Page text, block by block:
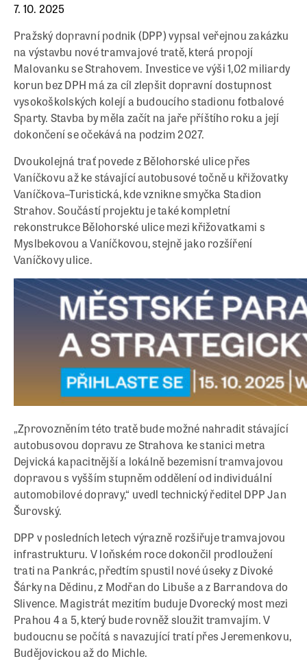
7. 10. 2025
Pražský dopravní podnik (DPP) vypsal veřejnou zakázku
na výstavbu nové tramvajové tratě, která propojí
Malovanku se Strahovem. Investice ve výši 1,02 miliardy
korun bez DPH má za cíl zlepšit dopravní dostupnost
vysokoškolských kolejí a budoucího stadionu fotbalové
Sparty. Stavba by měla začít na jaře příštího roku a její
dokončení se očekává na podzim 2027.
Dvoukolejná trať povede z Bělohorské ulice přes
Vaníčkovu až ke stávající autobusové točně u křižovatky
Vaníčkova–Turistická, kde vznikne smyčka Stadion
Strahov. Součástí projektu je také kompletní
rekonstrukce Bělohorské ulice mezi křižovatkami s
Myslbekovou a Vaníčkovou, stejně jako rozšíření
Vaníčkovy ulice.
„Zprovozněním této tratě bude možné nahradit stávající
autobusovou dopravu ze Strahova ke stanici metra
Dejvická kapacitnější a lokálně bezemisní tramvajovou
dopravou s vyšším stupněm oddělení od individuální
automobilové dopravy,“ uvedl technický ředitel DPP Jan
Šurovský.
DPP v posledních letech výrazně rozšiřuje tramvajovou
infrastrukturu. V loňském roce dokončil prodloužení
trati na Pankrác, předtím spustil nové úseky z Divoké
Šárky na Dědinu, z Modřan do Libuše a z Barrandova do
Slivence. Magistrát mezitím buduje Dvorecký most mezi
Prahou 4 a 5, který bude rovněž sloužit tramvajím. V
budoucnu se počítá s navazující tratí přes Jeremenkovu,
Budějovickou až do Michle.